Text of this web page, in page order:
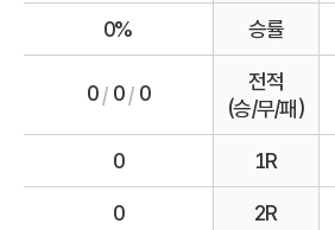
승률
0%
전적
(승/무/패)
0/0/0
1R
0
2R
0